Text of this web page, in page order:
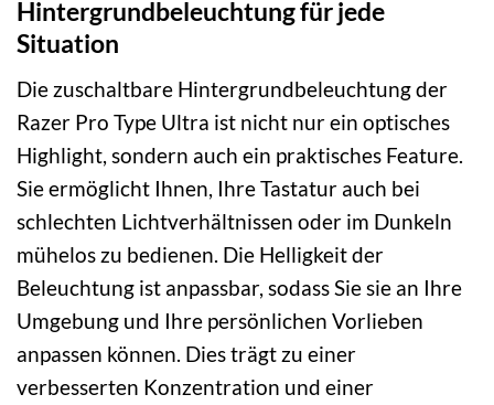
Hintergrundbeleuchtung für jede
Situation
Die zuschaltbare Hintergrundbeleuchtung der
Razer Pro Type Ultra ist nicht nur ein optisches
Highlight, sondern auch ein praktisches Feature.
Sie ermöglicht Ihnen, Ihre Tastatur auch bei
schlechten Lichtverhältnissen oder im Dunkeln
mühelos zu bedienen. Die Helligkeit der
Beleuchtung ist anpassbar, sodass Sie sie an Ihre
Umgebung und Ihre persönlichen Vorlieben
anpassen können. Dies trägt zu einer
verbesserten Konzentration und einer